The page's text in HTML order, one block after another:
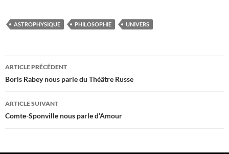
ASTROPHYSIQUE PHILOSOPHIE UNIVERS
Navigation
des
articles
ARTICLE PRÉCÉDENT
Boris Rabey nous parle du Théâtre Russe
ARTICLE SUIVANT
Comte-Sponville nous parle d’Amour